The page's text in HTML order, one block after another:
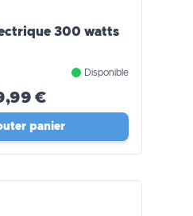
300 watts
Disponible
€
panier